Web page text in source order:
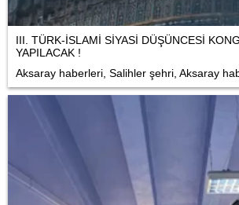
III. TÜRK-İSLAMİ SİYASİ DÜŞÜNCESİ
YAPILACAK !
Aksaray haberleri, Salihler şehri, Aksaray